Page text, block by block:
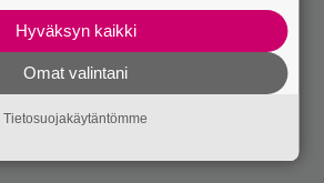
Hyväksyn kaikki
Omat valintani
Tietosuojakäytäntömme